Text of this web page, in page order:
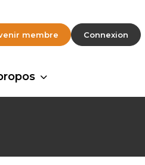
membre Connexion